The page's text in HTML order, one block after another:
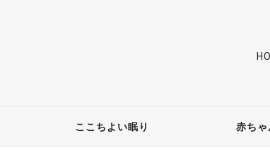
ここちよい眠り 赤ち